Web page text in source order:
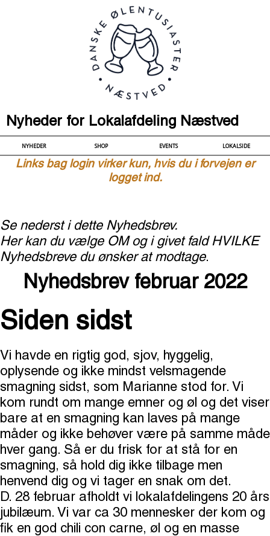
Nyheder for Lokalafdeling Næstved
NYHEDER SHOP EVENTS LOKALSIDE
Links bag login virker kun, hvis du i forvejen er
logget ind.
Se nederst i dette Nyhedsbrev.
Her kan du vælge OM og i givet fald HVILKE
Nyhedsbreve du ønsker at modtage.
Nyhedsbrev februar 2022
Siden sidst
Vi havde en rigtig god, sjov, hyggelig,
oplysende og ikke mindst velsmagende
smagning sidst, som Marianne stod for. Vi
kom rundt om mange emner og øl og det viser
bare at en smagning kan laves på mange
måder og ikke behøver være på samme måde
hver gang. Så er du frisk for at stå for en
smagning, så hold dig ikke tilbage men
henvend dig og vi tager en snak om det.
D. 28 februar afholdt vi lokalafdelingens 20 års
jubilæum. Vi var ca 30 mennesker der kom og
fik en god chili con carne, øl og en masse